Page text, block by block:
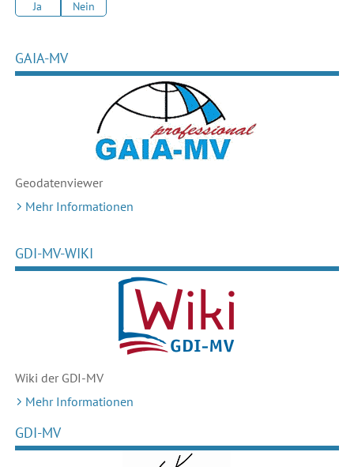
Ja Nein
GAIA-MV
Geodatenviewer
Mehr Informationen
GDI-MV-WIKI
Wiki der GDI-MV
Mehr Informationen
GDI-MV